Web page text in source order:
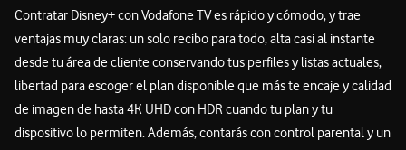
Contratar Disney+ con Vodafone TV es rápido y cómodo, y trae
ventajas muy claras: un solo recibo para todo, alta casi al instante
desde tu área de cliente conservando tus perfiles y listas actuales,
libertad para escoger el plan disponible que más te encaje y calidad
de imagen de hasta 4K UHD con HDR cuando tu plan y tu
dispositivo lo permiten. Además, contarás con control parental y un